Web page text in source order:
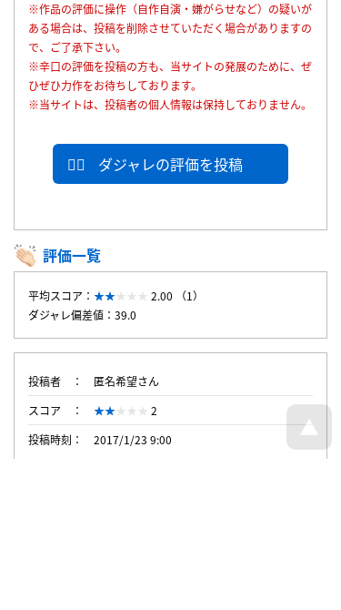
※作品の評価に操作（自作自演・嫌がらせなど）の疑いが
ある場合は、投稿を削除させていただく場合がありますの
で、ご了承下さい。
※辛口の評価を投稿の方も、当サイトの発展のために、ぜ
ひぜひ力作をお待ちしております。
※当サイトは、投稿者の個人情報は保持しておりません。
ダジャレの評価を投稿
評価一覧
平均スコア：
2.00 （1）
ダジャレ偏差値：39.0
投稿者
匿名希望さん
スコア
2
投稿時刻
2017/1/23 9:00